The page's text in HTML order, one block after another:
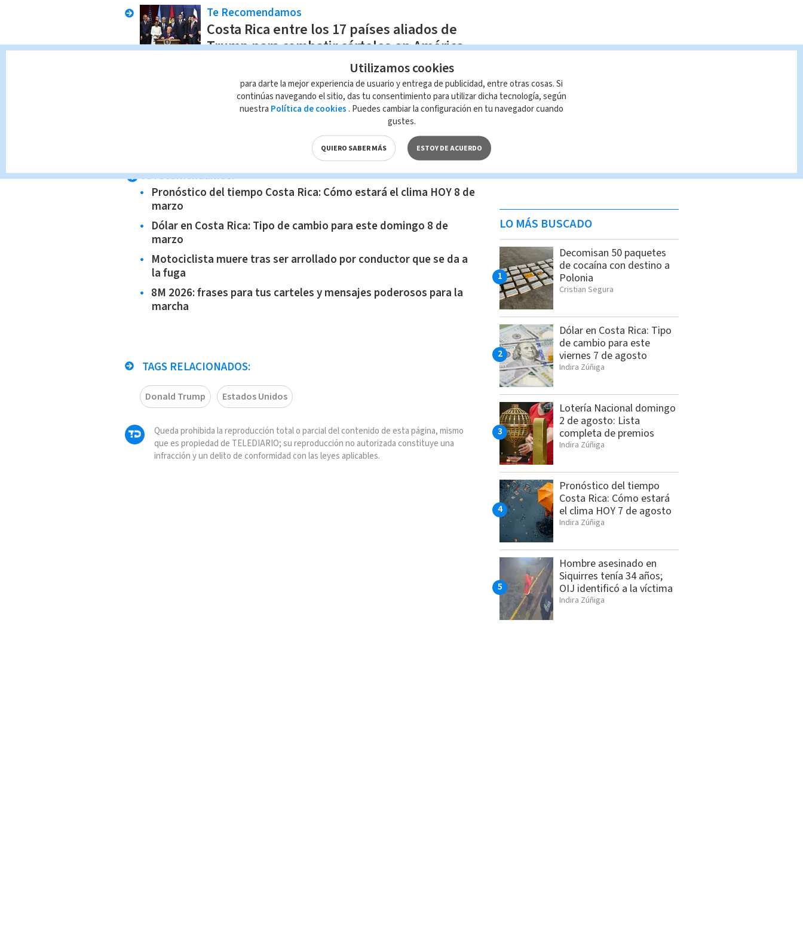
Te Recomendamos
Costa Rica entre los 17 países aliados de
Trump para combatir cárteles en América
Medios estatales iraníes informaron este domingo que el órgano
clerical responsable de elegir al sucesor del asesinado líder supremo
que pronto se anunciaría el nombre
Te recomendamos:
Pronóstico del tiempo Costa Rica: Cómo estará el clima HOY 8 de
marzo
Dólar en Costa Rica: Tipo de cambio para este domingo 8 de
marzo
Motociclista muere tras ser arrollado por conductor que se da a
la fuga
8M 2026: frases para tus carteles y mensajes poderosos para la
marcha
TAGS RELACIONADOS:
Donald Trump Estados Unidos
Queda prohibida la reproducción total o parcial del contenido de esta página, mismo
que es propiedad de TELEDIARIO; su reproducción no autorizada constituye una
infracción y un delito de conformidad con las leyes aplicables.
LO MÁS BUSCADO
Decomisan 50 paquetes
de cocaína con destino a
Polonia
Cristian Segura
Dólar en Costa Rica: Tipo
de cambio para este
viernes 7 de agosto
Indira Zúñiga
Lotería Nacional domingo
2 de agosto: Lista
completa de premios
Indira Zúñiga
Pronóstico del tiempo
Costa Rica: Cómo estará
el clima HOY 7 de agosto
Indira Zúñiga
Hombre asesinado en
Siquirres tenía 34 años;
OIJ identificó a la víctima
Indira Zúñiga
Utilizamos cookies
para darte la mejor experiencia de usuario y entrega de publicidad, entre otras cosas. Si
continúas navegando el sitio, das tu consentimiento para utilizar dicha tecnología, según
nuestra Política de cookies . Puedes cambiar la configuración en tu navegador cuando
gustes.
QUIERO SABER MÁS ESTOY DE ACUERDO